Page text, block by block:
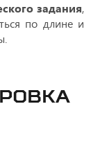
задания,
по длине и